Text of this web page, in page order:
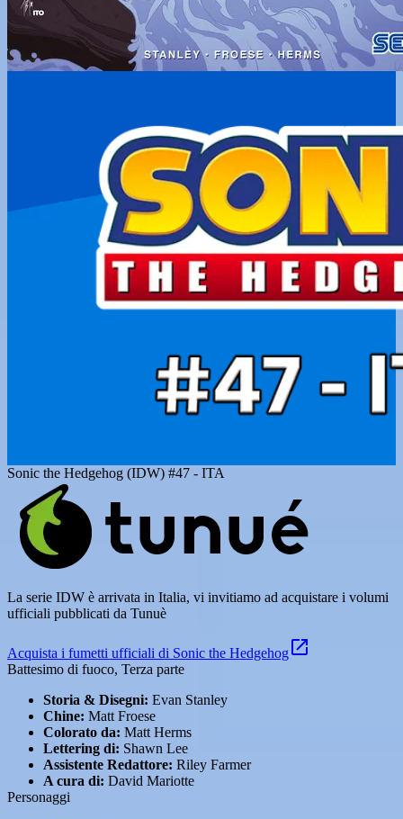
Sonic the Hedgehog (IDW) #47 - ITA
La serie IDW è arrivata in Italia, vi invitiamo ad acquistare i volumi
ufficiali pubblicati da Tunuè
Acquista i fumetti ufficiali di Sonic the Hedgehog
Battesimo di fuoco, Terza parte
Storia & Disegni: Evan Stanley
Chine: Matt Froese
Colorato da: Matt Herms
Lettering di: Shawn Lee
Assistente Redattore: Riley Farmer
A cura di: David Mariotte
Personaggi